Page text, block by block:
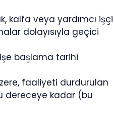
kalfa veya yardımcı işçi
dolayısıyla geçici
başlama tarihi
faaliyeti durdurulan
dereceye kadar (bu